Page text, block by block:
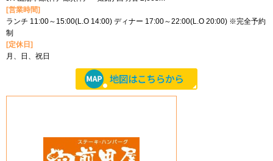
[営業時間]
ランチ 11:00～15:00(L.O 14:00) ディナー 17:00～22:00(L.O 20:00) ※完全予約
制
[定休日]
月、日、祝日